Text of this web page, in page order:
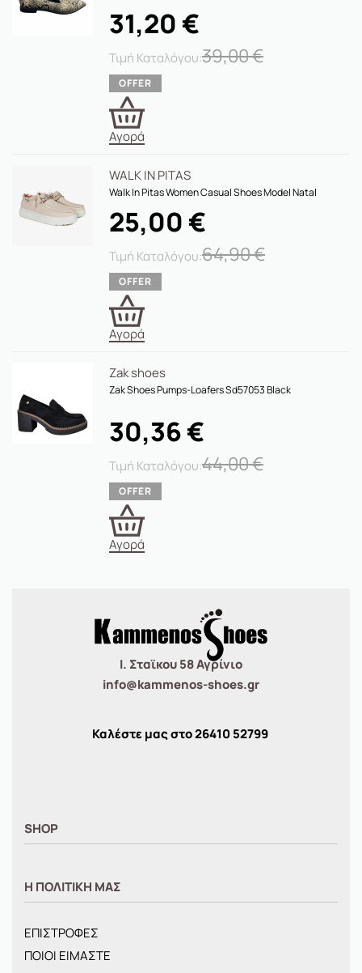
39,00€
31,20 €
Αγορά
WALK IN PITAS
Walk In Pitas Women Casual Shoes Model Natal
64,90€
25,00 €
Αγορά
Zak shoes
Zak Shoes Pumps-Loafers Sd57053 Black
44,00€
30,36€
Αγορά
Ι. Σταϊκου 58 Αγρίνιο
info@kammenos-shoes.gr
Καλέστε μας στο26410 52799
SHOP
ΓΥΝΑΙΚΕΙΑ
BRANDS
ΝΕΕΣ ΑΦΙΞΕΙΣ
Η ΠΟΛΙΤΙΚΗ ΜΑΣ
ΕΠΙΣΤΡΟΦΕΣ
ΠΟΙΟΙ ΕΙΜΑΣΤΕ